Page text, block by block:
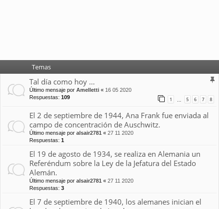
Temas
Tal día como hoy ...
Último mensaje por Amelletti « 16 05 2020
Respuestas: 109 1 … 5 6 7 8
El 2 de septiembre de 1944, Ana Frank fue enviada al
campo de concentración de Auschwitz.
Último mensaje por alsair2781 « 27 11 2020
Respuestas: 1
El 19 de agosto de 1934, se realiza en Alemania un
Referéndum sobre la Ley de la Jefatura del Estado
Alemán.
Último mensaje por alsair2781 « 27 11 2020
Respuestas: 3
El 7 de septiembre de 1940, los alemanes inician el